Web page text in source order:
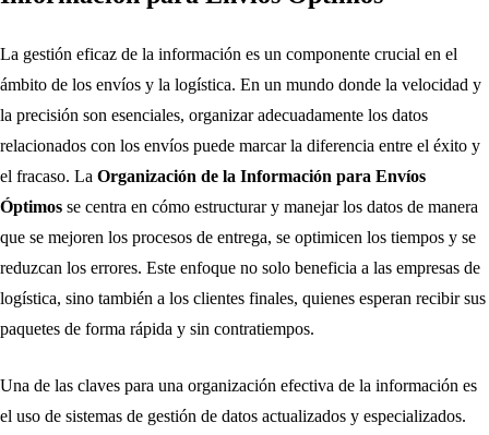
La gestión eficaz de la información es un componente crucial en el
ámbito de los envíos y la logística. En un mundo donde la velocidad y
la precisión son esenciales, organizar adecuadamente los datos
relacionados con los envíos puede marcar la diferencia entre el éxito y
el fracaso. La Organización de la Información para Envíos
Óptimos se centra en cómo estructurar y manejar los datos de manera
que se mejoren los procesos de entrega, se optimicen los tiempos y se
reduzcan los errores. Este enfoque no solo beneficia a las empresas de
logística, sino también a los clientes finales, quienes esperan recibir sus
paquetes de forma rápida y sin contratiempos.
Una de las claves para una organización efectiva de la información es
el uso de sistemas de gestión de datos actualizados y especializados.